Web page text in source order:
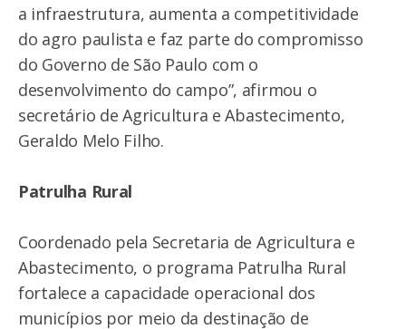
a infraestrutura, aumenta a competitividade
do agro paulista e faz parte do compromisso
do Governo de São Paulo com o
desenvolvimento do campo”, afirmou o
secretário de Agricultura e Abastecimento,
Geraldo Melo Filho.
Patrulha Rural
Coordenado pela Secretaria de Agricultura e
Abastecimento, o programa Patrulha Rural
fortalece a capacidade operacional dos
municípios por meio da destinação de